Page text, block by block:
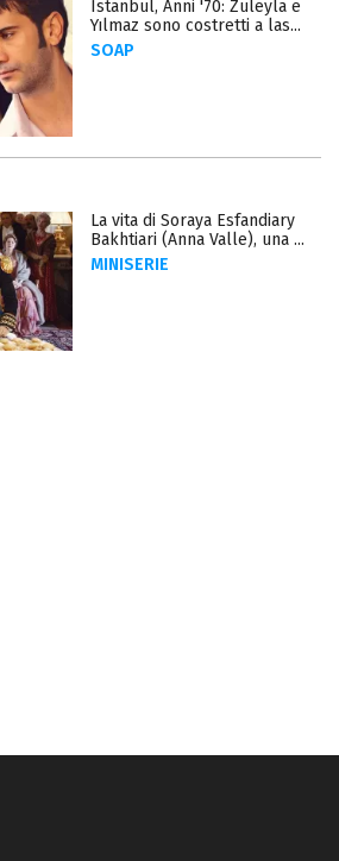
Istanbul, Anni '70: Zuleyla e
Yılmaz sono costretti a las...
SOAP
La vita di Soraya Esfandiary
Bakhtiari (Anna Valle), una ...
MINISERIE